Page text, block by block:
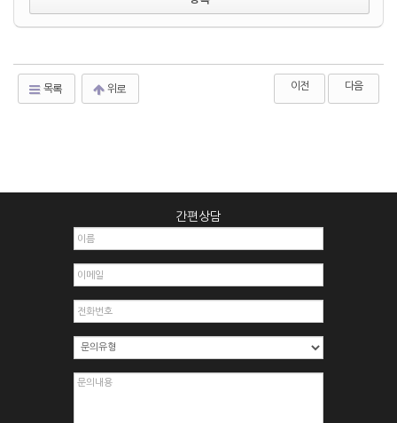
목록 위로 이전 다음
간편상담